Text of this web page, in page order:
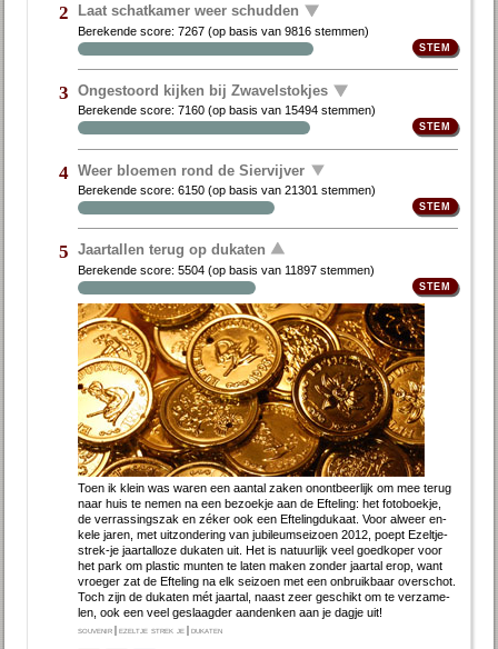
2 Laat schatkamer weer schudden
Berekende score:7267 (op basis van9816 stemmen)
3 Ongestoord kijken bij Zwavelstokjes
Berekende score:7160 (op basis van 15494 stemmen)
4 Weer bloemen rond de Siervijver
Berekende score:6150 (op basis van21301 stemmen)
5 Jaartallen terug op dukaten
Berekende score:5504 (op basis van 11897 stemmen)
Toen ik klein was wa­ren een aan­tal za­ken on­ont­beer­lijk om mee te­rug
naar huis te ne­men na een be­zoek­je aan de Ef­te­ling: het fo­to­boek­je,
de ver­ras­sings­zak en zé­ker ook een Ef­te­ling­du­kaat. Voor al­weer en­
ke­le ja­ren, met uitzondering van jubileumseizoen 2012, poept Ezel­tje-
strek-je jaar­tal­lo­ze du­ka­ten uit. Het is na­tuur­lijk veel goed­ko­per voor
het park om plas­tic mun­ten te la­ten ma­ken zon­der jaar­tal er­op, want
vroe­ger zat de Ef­te­ling na elk sei­zoen met een on­bruik­baar over­schot.
Toch zijn de du­ka­ten mét jaar­tal, naast zeer ge­schikt om te ver­za­me­
len, ook een veel ge­slaag­der aan­den­ken aan je dag­je uit!
souvenir |ezeltje strek je |dukaten